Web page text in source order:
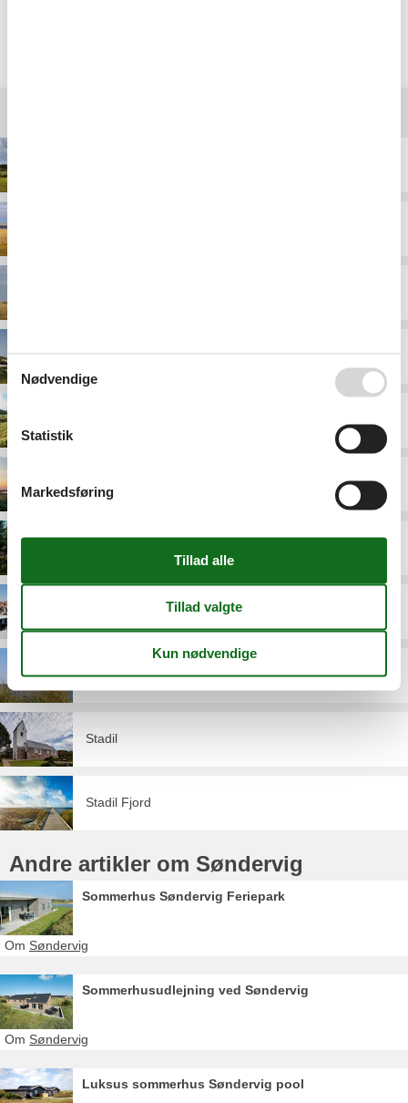
Houvig
Ringkøbing Fjord
Stadil
Stadil Fjord
Andre artikler om Søndervig
Sommerhus Søndervig Feriepark
Om Søndervig
Sommerhusudlejning ved Søndervig
Om Søndervig
Luksus sommerhus Søndervig pool
Nødvendige
Statistik
Markedsføring